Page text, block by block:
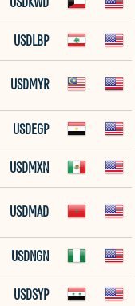
USDLBP
USDMYR
USDEGP
USDMXN
USDMAD
USDNGN
USDSYP